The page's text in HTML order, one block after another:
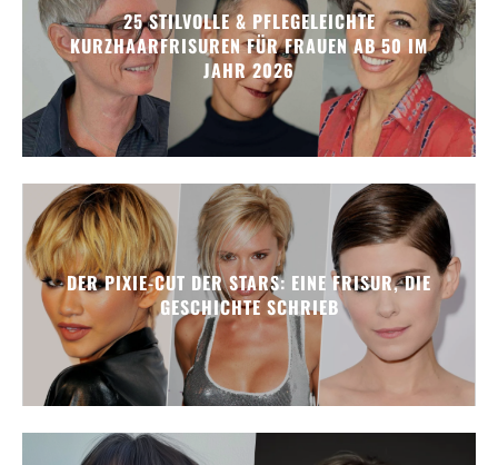
25 STILVOLLE & PFLEGELEICHTE
KURZHAARFRISUREN FÜR FRAUEN AB 50 IM
JAHR 2026
DER PIXIE-CUT DER STARS: EINE FRISUR, DIE
GESCHICHTE SCHRIEB